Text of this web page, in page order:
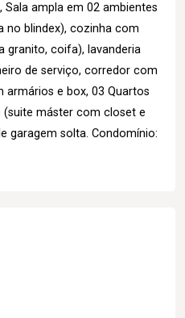
Sala ampla em 02 ambientes
no blindex), cozinha com
granito, coifa), lavanderia
de serviço, corredor com
armários e box, 03 Quartos
máster com closet e
garagem solta. Condomínio: